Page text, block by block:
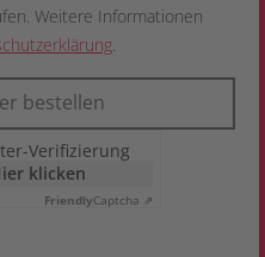
Weitere Informationen
bestellen
Verifizierung
klicken
FriendlyCaptcha ⇗